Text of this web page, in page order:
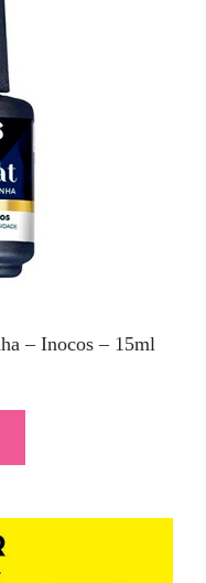
– Inocos – 15ml